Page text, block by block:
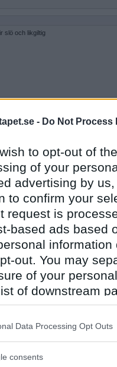
- Do Not Process
to opt-out of
of your
advertising by
to confirm your
request is
based ads based
out. You may
of your
of downstream
disclosed by us
Participants
note that this
Data Processing Opt Outs
consents
slö och likgiltig
olyckligtvis får du
på ork och tillit